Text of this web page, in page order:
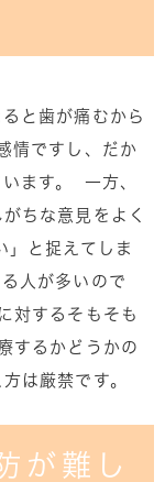
と歯が痛むから
情ですし、だか
ます。 一方、
ちな意見をよく
」と捉えてしま
人が多いので
対するそもそも
するかどうかの
は厳禁です。
が難し